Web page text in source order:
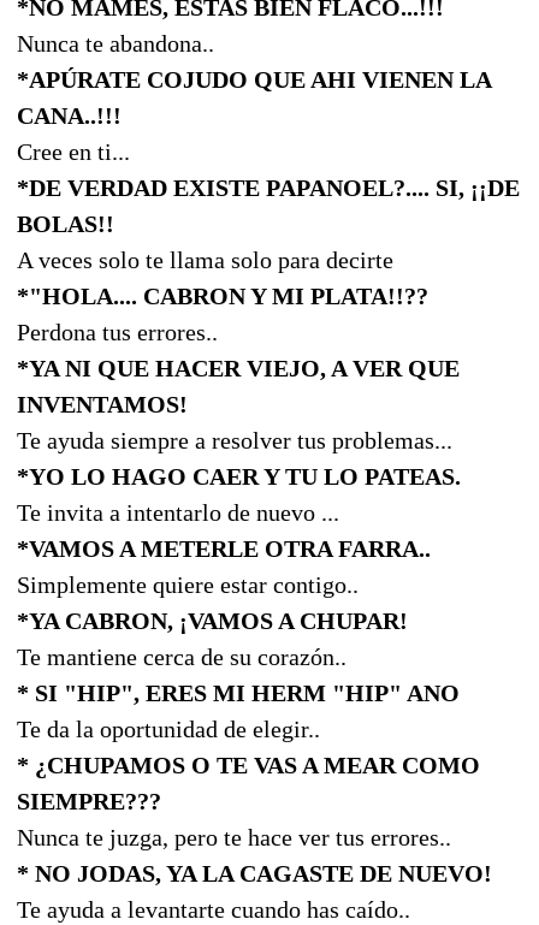
*NO MAMES, ESTAS BIEN FLACO...!!!
Nunca te abandona..
*APÚRATE COJUDO QUE AHI VIENEN LA
CANA..!!!
Cree en ti...
*DE VERDAD EXISTE PAPANOEL?.... SI, ¡¡DE
BOLAS!!
A veces solo te llama solo para decirte
*"HOLA.... CABRON Y MI PLATA!!??
Perdona tus errores..
*YA NI QUE HACER VIEJO, A VER QUE
INVENTAMOS!
Te ayuda siempre a resolver tus problemas...
*YO LO HAGO CAER Y TU LO PATEAS.
Te invita a intentarlo de nuevo ...
*VAMOS A METERLE OTRA FARRA..
Simplemente quiere estar contigo..
*YA CABRON, ¡VAMOS A CHUPAR!
Te mantiene cerca de su corazón..
* SI "HIP", ERES MI HERM "HIP" ANO
Te da la oportunidad de elegir..
* ¿CHUPAMOS O TE VAS A MEAR COMO
SIEMPRE???
Nunca te juzga, pero te hace ver tus errores..
* NO JODAS, YA LA CAGASTE DE NUEVO!
Te ayuda a levantarte cuando has caído..